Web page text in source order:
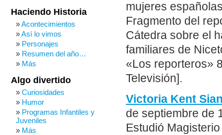
mujeres
Fragmento del
Cátedra sobre el
familiares de
«Los reporteros»
Televisión].
Victoria Kent
de septiembre de
Estudió
Haciendo Historia
Acontecimientos
Así lo vimos
Personajes
Resumen del año…
Más
Algo divertido
Curiosidades
Humor
Programas Infantiles y
Juveniles
Más